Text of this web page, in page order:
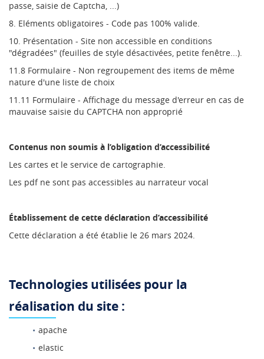
passe, saisie de Captcha, ...)
8. Eléments obligatoires - Code pas 100% valide.
10. Présentation - Site non accessible en conditions
"dégradées" (feuilles de style désactivées, petite fenêtre...).
11.8 Formulaire - Non regroupement des items de même
nature d'une liste de choix
11.11 Formulaire - Affichage du message d'erreur en cas de
mauvaise saisie du CAPTCHA non approprié
Contenus non soumis à l’obligation d’accessibilité
Les cartes et le service de cartographie.
Les pdf ne sont pas accessibles au narrateur vocal
Établissement de cette déclaration d’accessibilité
Cette déclaration a été établie le 26 mars 2024.
Technologies utilisées pour la
réalisation du site :
apache
elastic